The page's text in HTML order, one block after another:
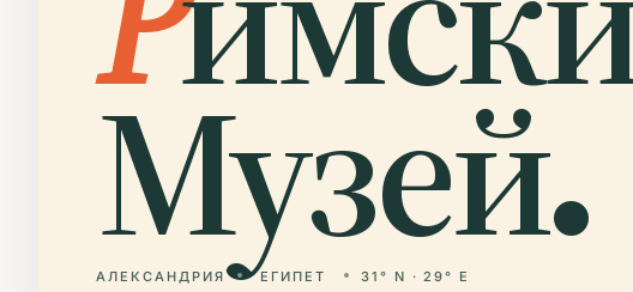
Музей.
АЛЕКСАНДРИЯ ЕГИПЕТ 31° N · 29° E